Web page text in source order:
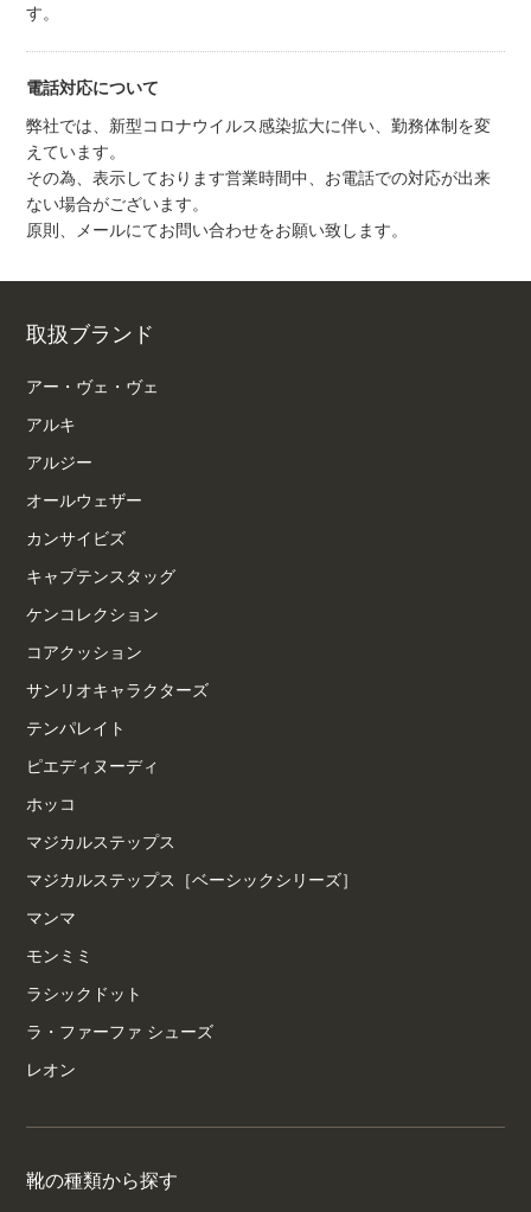
す。
電話対応について
弊社では、新型コロナウイルス感染拡大に伴い、勤務体制を変
えています。
その為、表示しております営業時間中、お電話での対応が出来
ない場合がございます。
原則、メールにてお問い合わせをお願い致します。
取扱ブランド
アー・ヴェ・ヴェ
アルキ
アルジー
オールウェザー
カンサイビズ
キャプテンスタッグ
ケンコレクション
コアクッション
サンリオキャラクターズ
テンパレイト
ピエディヌーディ
ホッコ
マジカルステップス
マジカルステップス［ベーシックシリーズ］
マンマ
モンミミ
ラシックドット
ラ・ファーファ シューズ
レオン
靴の種類から探す